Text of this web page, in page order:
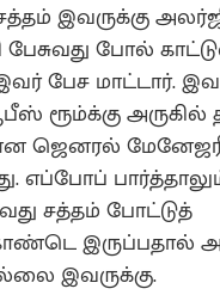
இவருக்கு
பேசுவது போல்
பேச மாட்டார்.
ரூம்க்கு
ஜெனரல்
எப்போப்
சத்தம் போட்டுத்
இருப்பதால்
இவருக்கு.